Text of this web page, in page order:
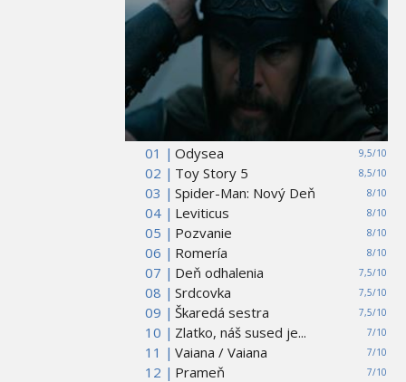
01 | 9,5/10
Odysea
02 |
8,5/10
Toy Story 5
03 |
8/10
Spider-Man: Nový Deň
04 |
8/10
Leviticus
05 |
8/10
Pozvanie
06 |
8/10
Romería
07 |
7,5/10
Deň odhalenia
08 |
7,5/10
Srdcovka
09 |
7,5/10
Škaredá sestra
10 |
7/10
Zlatko, náš sused je...
11 |
7/10
Vaiana / Vaiana
12 |
7/10
Prameň